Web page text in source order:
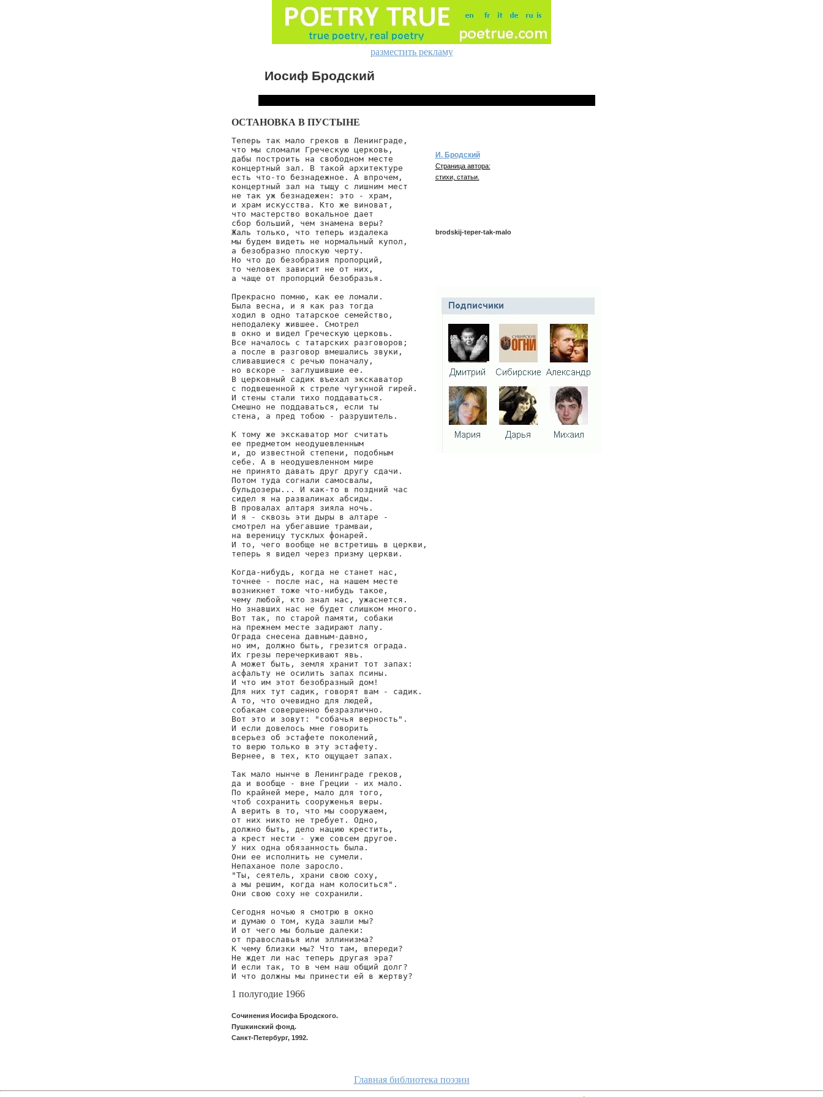
разместить рекламу
Иосиф Бродский
ОСТАНОВКА В ПУСТЫНЕ
Теперь так мало греков в Ленинграде,
что мы сломали Греческую церковь,
дабы построить на свободном месте
концертный зал. В такой архитектуре
есть что-то безнадежное. А впрочем,
концертный зал на тыщу с лишним мест
не так уж безнадежен: это - храм,
и храм искусства. Кто же виноват,
что мастерство вокальное дает
сбор больший, чем знамена веры?
Жаль только, что теперь издалека
мы будем видеть не нормальный купол,
а безобразно плоскую черту.
Но что до безобразия пропорций,
то человек зависит не от них,
а чаще от пропорций безобразья.
Прекрасно помню, как ее ломали.
Была весна, и я как раз тогда
ходил в одно татарское семейство,
неподалеку жившее. Смотрел
в окно и видел Греческую церковь.
Все началось с татарских разговоров;
а после в разговор вмешались звуки,
сливавшиеся с речью поначалу,
но вскоре - заглушившие ее.
В церковный садик въехал экскаватор
с подвешенной к стреле чугунной гирей.
И стены стали тихо поддаваться.
Смешно не поддаваться, если ты
стена, а пред тобою - разрушитель.
К тому же экскаватор мог считать
ее предметом неодушевленным
и, до известной степени, подобным
себе. А в неодушевленном мире
не принято давать друг другу сдачи.
Потом туда согнали самосвалы,
бульдозеры... И как-то в поздний час
сидел я на развалинах абсиды.
В провалах алтаря зияла ночь.
И я - сквозь эти дыры в алтаре -
смотрел на убегавшие трамваи,
на вереницу тусклых фонарей.
И то, чего вообще не встретишь в церкви,
теперь я видел через призму церкви.
Когда-нибудь, когда не станет нас,
точнее - после нас, на нашем месте
возникнет тоже что-нибудь такое,
чему любой, кто знал нас, ужаснется.
Но знавших нас не будет слишком много.
Вот так, по старой памяти, собаки
на прежнем месте задирают лапу.
Ограда снесена давным-давно,
но им, должно быть, грезится ограда.
Их грезы перечеркивают явь.
А может быть, земля хранит тот запах:
асфальту не осилить запах псины.
И что им этот безобразный дом!
Для них тут садик, говорят вам - садик.
А то, что очевидно для людей,
собакам совершенно безразлично.
Вот это и зовут: "собачья верность".
И если довелось мне говорить
всерьез об эстафете поколений,
то верю только в эту эстафету.
Вернее, в тех, кто ощущает запах.
Так мало нынче в Ленинграде греков,
да и вообще - вне Греции - их мало.
По крайней мере, мало для того,
чтоб сохранить сооруженья веры.
А верить в то, что мы сооружаем,
от них никто не требует. Одно,
должно быть, дело нацию крестить,
а крест нести - уже совсем другое.
У них одна обязанность была.
Они ее исполнить не сумели.
Непаханое поле заросло.
"Ты, сеятель, храни свою соху,
а мы решим, когда нам колоситься".
Они свою соху не сохранили.
Сегодня ночью я смотрю в окно
и думаю о том, куда зашли мы?
И от чего мы больше далеки:
от православья или эллинизма?
К чему близки мы? Что там, впереди?
Не ждет ли нас теперь другая эра?
И если так, то в чем наш общий долг?
И что должны мы принести ей в жертву?
1 полугодие 1966
Сочинения Иосифа Бродского.
Пушкинский фонд.
Санкт-Петербург, 1992.
И. Бродский
Страница автора:
стихи, статьи.
brodskij-teper-tak-malo
Главная библиотека поэзии